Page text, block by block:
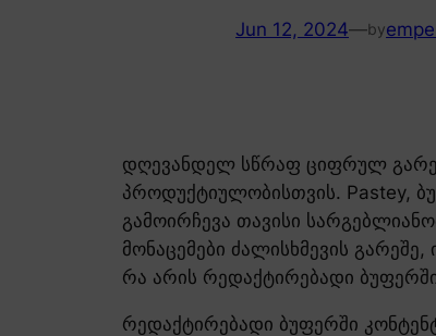
Jun 12, 2024—by
დღევანდელ სწრაფ ციფრულ
პროდუქტიულობისთვის. Pastey,
გამოირჩევა თავისი
მონაცემები ძალისხმევის
რა არის რედაქტირებადი
რედაქტირებადი ბუფერში